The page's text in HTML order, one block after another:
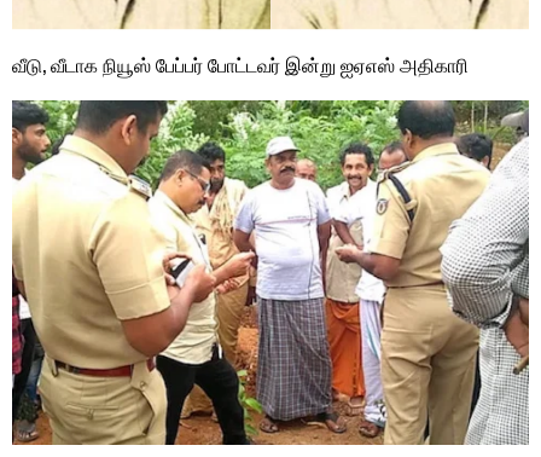
வீடு, வீடாக நியூஸ் பேப்பர் போட்டவர் இன்று ஐஏஎஸ் அதிகாரி